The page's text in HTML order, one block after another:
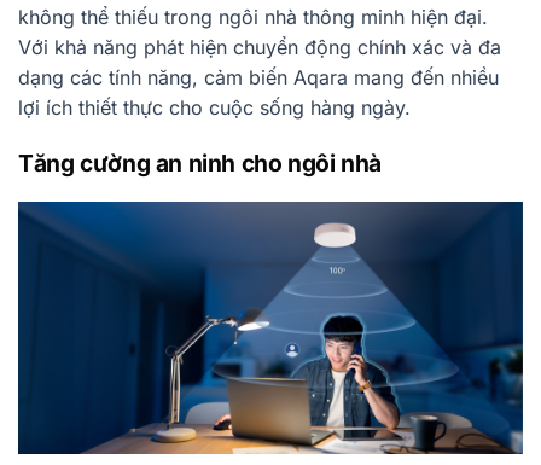
không thể thiếu trong ngôi nhà thông minh hiện đại.
Với khả năng phát hiện chuyển động chính xác và đa
dạng các tính năng, cảm biến Aqara mang đến nhiều
lợi ích thiết thực cho cuộc sống hàng ngày.
Tăng cường an ninh cho ngôi nhà